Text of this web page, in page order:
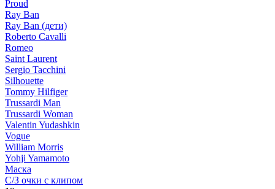
Proud
Ray Ban
Ray Ban (дети)
Roberto Cavalli
Romeo
Saint Laurent
Sergio Tacchini
Silhouette
Tommy Hilfiger
Trussardi Man
Trussardi Woman
Valentin Yudashkin
Vogue
William Morris
Yohji Yamamoto
Маска
С/З очки с клипом